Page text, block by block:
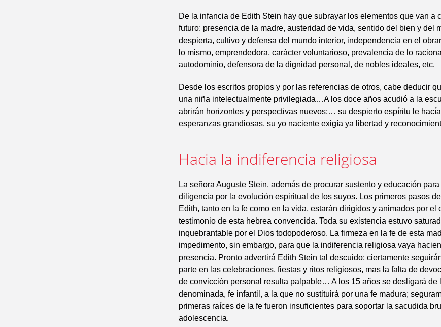
De la infancia de Edith Stein hay que subrayar los elementos que van a
futuro: presencia de la madre, austeridad de vida, sentido del bien y del
despierta, cultivo y defensa del mundo interior, independencia en el
lo mismo, emprendedora, carácter voluntarioso, prevalencia de lo
autodominio, defensora de la dignidad personal, de nobles ideales, etc.
Desde los escritos propios y por las referencias de otros, cabe deducir
una niña intelectualmente privilegiada…A los doce años acudió a la
abrirán horizontes y perspectivas nuevos;… su despierto espíritu le
esperanzas grandiosas, su yo naciente exigía ya libertad y
Hacia la indiferencia religiosa
La señora Auguste Stein, además de procurar sustento y educación
diligencia por la evolución espiritual de los suyos. Los primeros pasos
Edith, tanto en la fe como en la vida, estarán dirigidos y animados por el
testimonio de esta hebrea convencida. Toda su existencia estuvo
inquebrantable por el Dios todopoderoso. La firmeza en la fe de esta
impedimento, sin embargo, para que la indiferencia religiosa vaya
presencia. Pronto advertirá Edith Stein tal descuido; ciertamente
parte en las celebraciones, fiestas y ritos religiosos, mas la falta de
de convicción personal resulta palpable… A los 15 años se desligará de
denominada, fe infantil, a la que no sustituirá por una fe madura;
primeras raíces de la fe fueron insuficientes para soportar la sacudida
adolescencia.